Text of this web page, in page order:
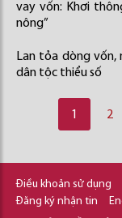
vay vốn: Khơi
nông”
Lan tỏa dòng
dân tộc thiểu số
1 2
Điều khoản sử dụng
Đăng ký nhận tin